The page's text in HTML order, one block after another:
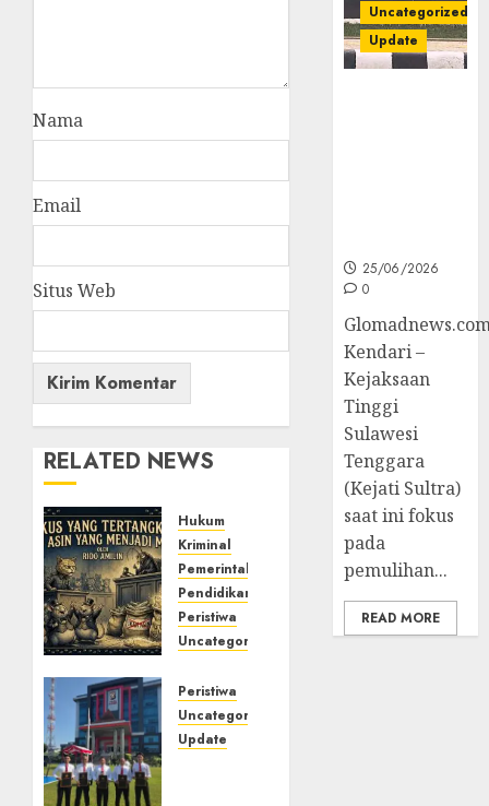
Nama
Email
Situs Web
RELATED NEWS
Hukum
Kriminal
Pemerintahan
Pendidikan
Peristiwa
Uncategorized
TIKUS
YANG
TERTANGKAP,
Peristiwa
Uncategorized
Update
Uncategorized
Update
25/06/2026
0
Kendari –
Kejaksaan
Tinggi
Sulawesi
Tenggara
(Kejati Sultra)
saat ini fokus
pada
pemulihan...
READ MORE